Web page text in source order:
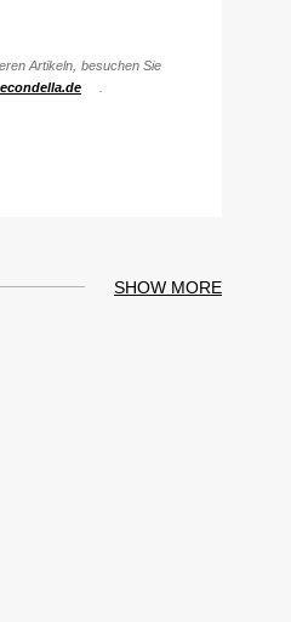
Artikeln, besuchen Sie
SHOW MORE